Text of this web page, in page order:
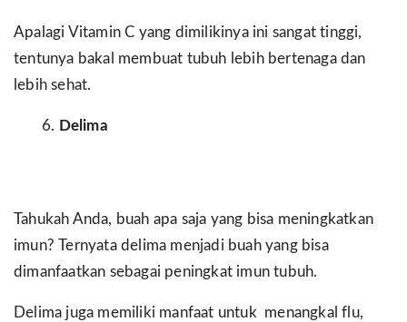
Apalagi Vitamin C yang dimilikinya ini sangat tinggi,
tentunya bakal membuat tubuh lebih bertenaga dan
lebih sehat.
Delima
Tahukah Anda, buah apa saja yang bisa meningkatkan
imun? Ternyata delima menjadi buah yang bisa
dimanfaatkan sebagai peningkat imun tubuh.
Delima juga memiliki manfaat untuk menangkal flu,